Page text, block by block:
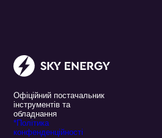
Офіційний постачальник
інструментів та
обладнання
*Політика
конфенденційності